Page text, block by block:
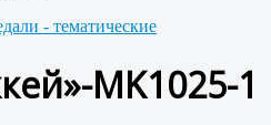
- тематические
MK1025-1